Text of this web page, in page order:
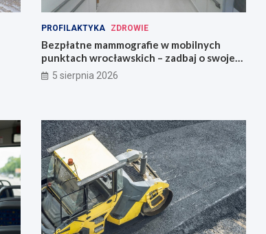
PROFILAKTYKA ZDROWIE
Bezpłatne mammografie w mobilnych
punktach wrocławskich – zadbaj o swoje
zdrowie!
5 sierpnia 2026